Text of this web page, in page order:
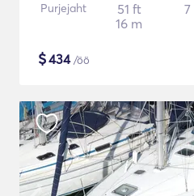
Purjejaht
51 ft
16 m
7
$434/öö